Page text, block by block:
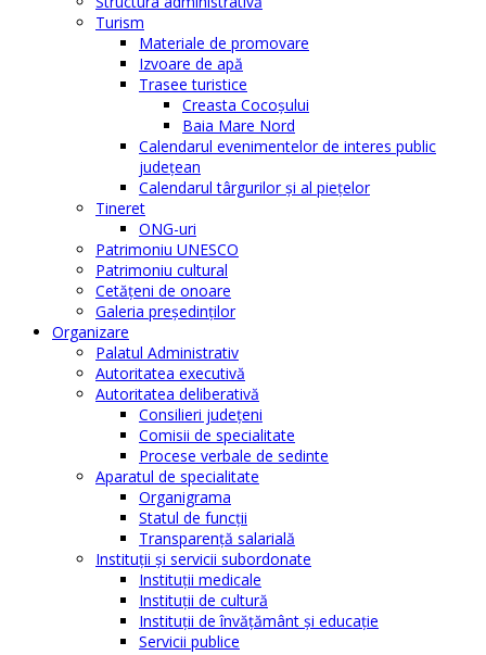
Turism
Materiale de promovare
Izvoare de apă
Trasee turistice
Creasta Cocoșului
Baia Mare Nord
Calendarul evenimentelor de interes public
judeţean
Calendarul târgurilor şi al pieţelor
Tineret
ONG-uri
Patrimoniu UNESCO
Patrimoniu cultural
Cetăţeni de onoare
Galeria președinților
Organizare
Palatul Administrativ
Autoritatea executivă
Autoritatea deliberativă
Consilieri judeţeni
Comisii de specialitate
Procese verbale de sedinte
Aparatul de specialitate
Organigrama
Statul de funcții
Transparență salarială
Instituţii şi servicii subordonate
Instituţii medicale
Instituţii de cultură
Instituţii de învăţământ şi educaţie
Servicii publice